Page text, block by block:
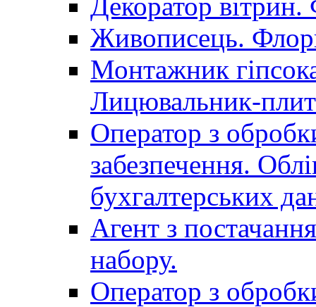
Живописець.
Монтажник
Лицювальник-
Оператор з
забезпечення.
бухгалтерських
Агент з
набору.
Оператор з